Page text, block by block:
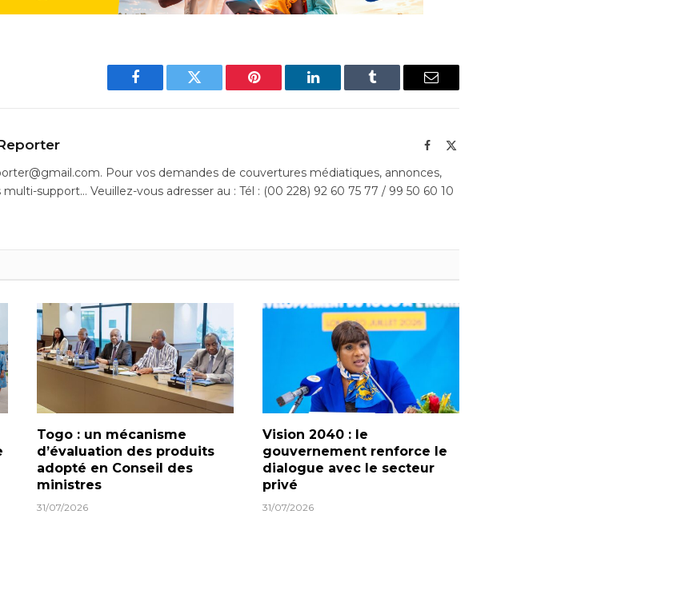
Facebook Twitter Pinterest LinkedIn Tumblr Email
Facebook
Pour vos demandes de couvertures médiatiques, annonces,
support… Veuillez-vous adresser au : Tél : (00 228) 92 60 75 77 / 99 50 60 10
Togo : un mécanisme
d’évaluation des produits
adopté en Conseil des
ministres
31/07/2026
Vision 2040 : le
gouvernement renforce le
dialogue avec le secteur
privé
31/07/2026